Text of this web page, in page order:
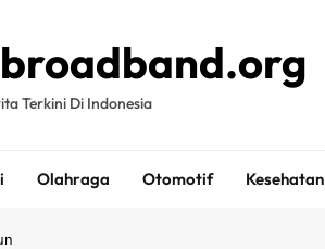
Terkini Di Indonesia
Olahraga Otomotif Kesehatan